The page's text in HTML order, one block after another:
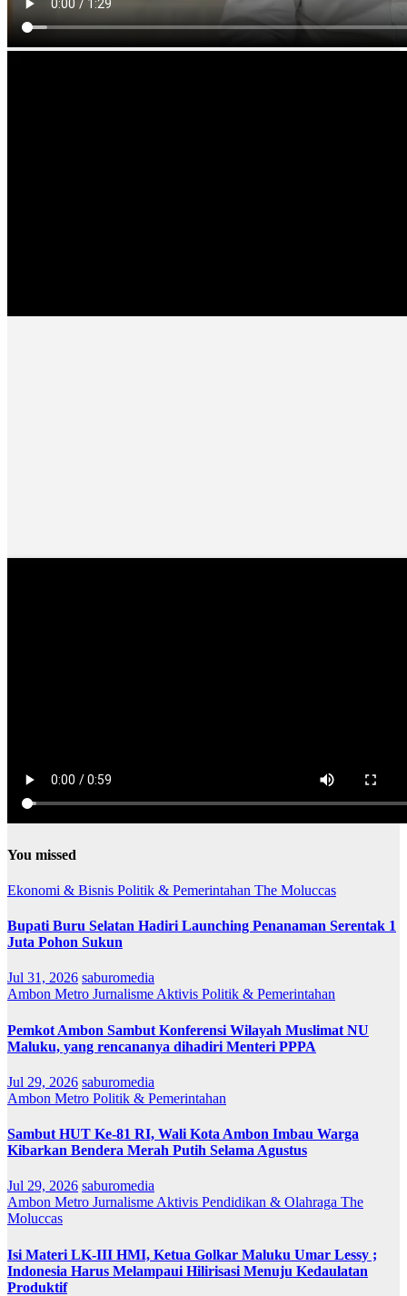
You missed
Ekonomi & Bisnis Politik & Pemerintahan The Moluccas
Bupati Buru Selatan Hadiri Launching Penanaman Serentak 1
Juta Pohon Sukun
Jul 31, 2026 saburomedia
Ambon Metro Jurnalisme Aktivis Politik & Pemerintahan
Pemkot Ambon Sambut Konferensi Wilayah Muslimat NU
Maluku, yang rencananya dihadiri Menteri PPPA
Jul 29, 2026 saburomedia
Ambon Metro Politik & Pemerintahan
Sambut HUT Ke-81 RI, Wali Kota Ambon Imbau Warga
Kibarkan Bendera Merah Putih Selama Agustus
Jul 29, 2026 saburomedia
Ambon Metro Jurnalisme Aktivis Pendidikan & Olahraga The
Moluccas
Isi Materi LK-III HMI, Ketua Golkar Maluku Umar Lessy ;
Indonesia Harus Melampaui Hilirisasi Menuju Kedaulatan
Produktif